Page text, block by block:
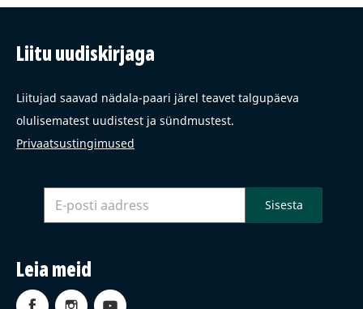
Liitu uudiskirjaga
Liitujad saavad nädala-paari järel teavet talgupäeva
olulisematest uudistest ja sündmustest.
Privaatsustingimused
Leia meid